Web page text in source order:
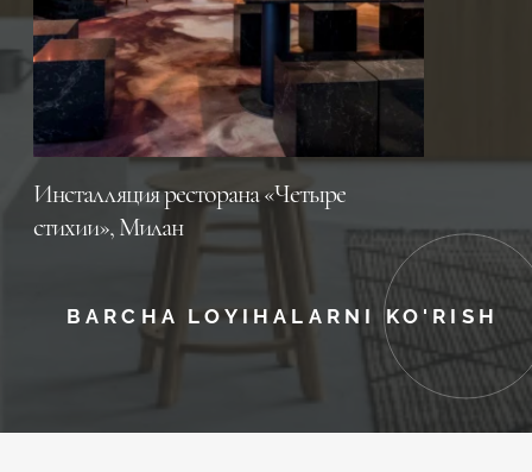
Инсталляция ресторана «Четыре
стихии», Милан
BARCHA LOYIHALARNI KO'RISH